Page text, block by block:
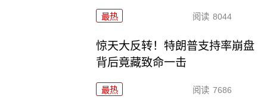
最热 阅读 8044
惊天大反转！特朗普支持率崩盘
背后竟藏致命一击
最热 阅读 7686